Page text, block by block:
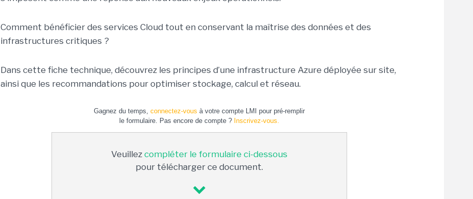
Comment bénéficier des services Cloud tout en conservant la maîtrise des données et des
infrastructures critiques ?
Dans cette fiche technique, découvrez les principes d’une infrastructure Azure déployée sur site,
ainsi que les recommandations pour optimiser stockage, calcul et réseau.
Gagnez du temps, connectez-vous à votre compte LMI pour pré-remplir
le formulaire. Pas encore de compte ? Inscrivez-vous.
Veuillez compléter le formulaire ci-dessous
pour télécharger ce document.